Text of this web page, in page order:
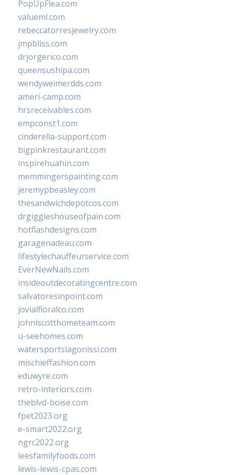
PopUpFlea.com
valueml.com
rebeccatorresjewelry.com
jmpbliss.com
drjorgerico.com
queensushipa.com
wendyweimerdds.com
ameri-camp.com
hrsreceivables.com
empconst1.com
cinderella-support.com
bigpinkrestaurant.com
inspirehuahin.com
memmingerspainting.com
jeremypbeasley.com
thesandwichdepotcos.com
drgiggleshouseofpain.com
hotflashdesigns.com
garagenadeau.com
lifestylechauffeurservice.com
EverNewNails.com
insideoutdecoratingcentre.com
salvatoresinpoint.com
jovialfloralco.com
johnlscotthometeam.com
u-seehomes.com
watersportslagonissi.com
mischieffashion.com
eduwyre.com
retro-interiors.com
theblvd-boise.com
fpet2023.org
e-smart2022.org
ngrc2022.org
leesfamilyfoods.com
lewis-lewis-cpas.com